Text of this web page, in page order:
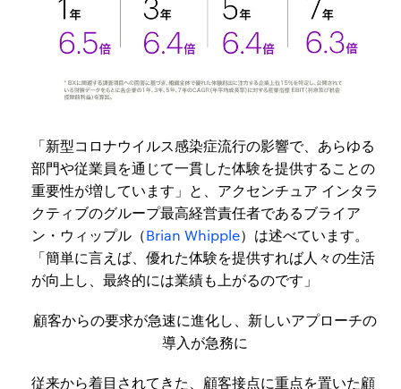
「新型コロナウイルス感染症流行の影響で、あらゆる
部門や従業員を通じて一貫した体験を提供することの
重要性が増しています」と、アクセンチュア インタラ
クティブのグループ最高経営責任者であるブライア
ン・ウィップル（Brian Whipple）は述べています。
「簡単に言えば、優れた体験を提供すれば人々の生活
が向上し、最終的には業績も上がるのです」
顧客からの要求が急速に進化し、新しいアプローチの
導入が急務に
従来から着目されてきた、顧客接点に重点を置いた顧